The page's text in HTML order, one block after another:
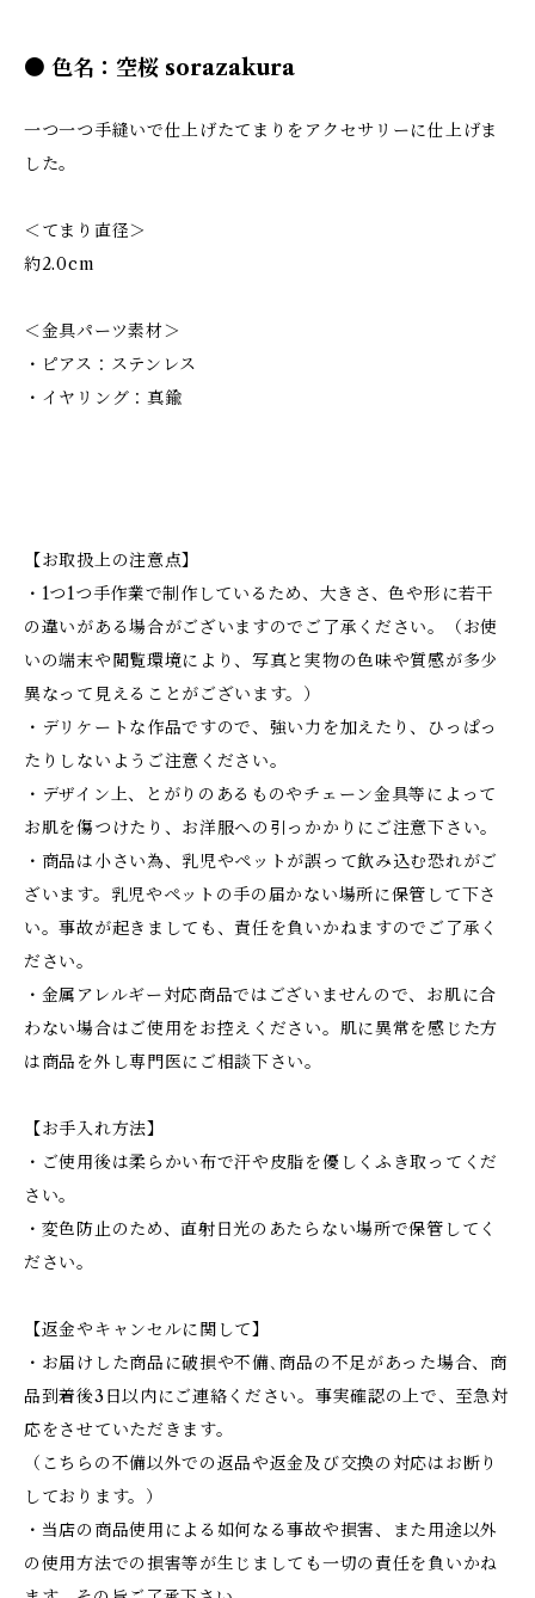
● 色名：空桜 sorazakura
一つ一つ手縫いで仕上げたてまりをアクセサリーに仕上げま
した。
＜てまり直径＞
約2.0cm
＜金具パーツ素材＞
・ピアス：ステンレス
・イヤリング：真鍮
【お取扱上の注意点】
・1つ1つ手作業で制作しているため、大きさ、色や形に若干
の違いがある場合がございますのでご了承ください。（お使
いの端末や閲覧環境により、写真と実物の色味や質感が多少
異なって見えることがございます。）
・デリケートな作品ですので、強い力を加えたり、ひっぱっ
たりしないようご注意ください。
・デザイン上、とがりのあるものやチェーン金具等によって
お肌を傷つけたり、お洋服への引っかかりにご注意下さい。
・商品は小さい為、乳児やペットが誤って飲み込む恐れがご
ざいます。乳児やペットの手の届かない場所に保管して下さ
い。事故が起きましても、責任を負いかねますのでご了承く
ださい。
・金属アレルギー対応商品ではございませんので、お肌に合
わない場合はご使用をお控えください。肌に異常を感じた方
は商品を外し専門医にご相談下さい。
【お手入れ方法】
・ご使用後は柔らかい布で汗や皮脂を優しくふき取ってくだ
さい。
・変色防止のため、直射日光のあたらない場所で保管してく
ださい。
【返金やキャンセルに関して】
・お届けした商品に破損や不備､商品の不足があった場合、商
品到着後3日以内にご連絡ください。事実確認の上で、至急対
応をさせていただきます。
（こちらの不備以外での返品や返金及び交換の対応はお断り
しております。）
・当店の商品使用による如何なる事故や損害、また用途以外
の使用方法での損害等が生じましても一切の責任を負いかね